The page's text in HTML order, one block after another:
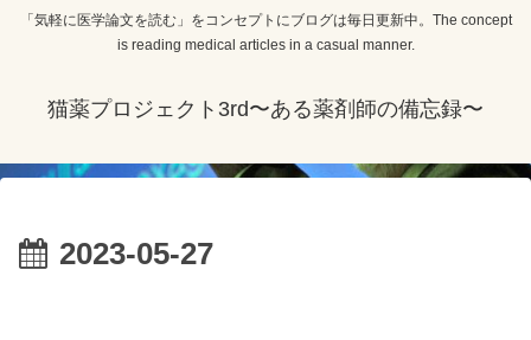
「気軽に医学論文を読む」をコンセプトにブログは毎日更新中。The concept
is reading medical articles in a casual manner.
猫薬プロジェクト3rd〜ある薬剤師の備忘録〜
2023-05-27